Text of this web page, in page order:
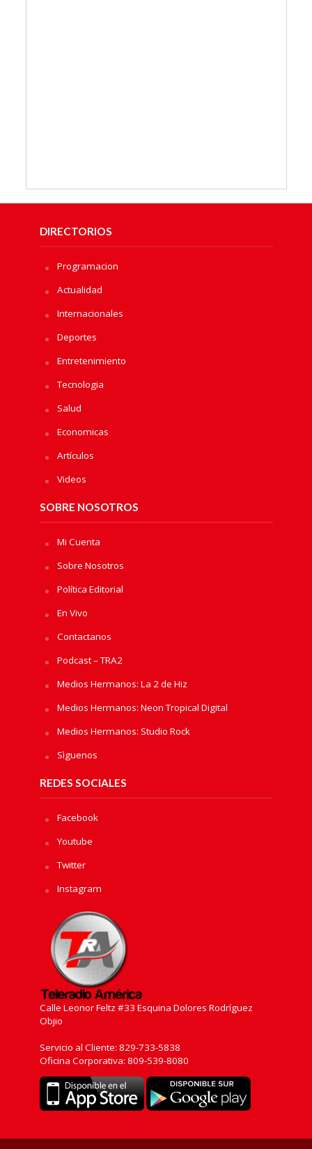
DIRECTORIOS
Programacion
Actualidad
Internacionales
Deportes
Entretenimiento
Tecnologia
Salud
Economicas
Artículos
Videos
SOBRE NOSOTROS
Mi Cuenta
Sobre Nosotros
Política Editorial
En Vivo
Contactanos
Podcast – TRA2
Medios Hermanos: La 2 de Hiz
Medios Hermanos: Neon Tropical Digital
Medios Hermanos: Studio Rock
Sìguenos
REDES SOCIALES
Facebook
Youtube
Twitter
Instagram
Calle Leonor Feltz #33 Esquina Dolores Rodríguez
Objio
Servicio al Cliente: 829-733-5838
Oficina Corporativa: 809-539-8080